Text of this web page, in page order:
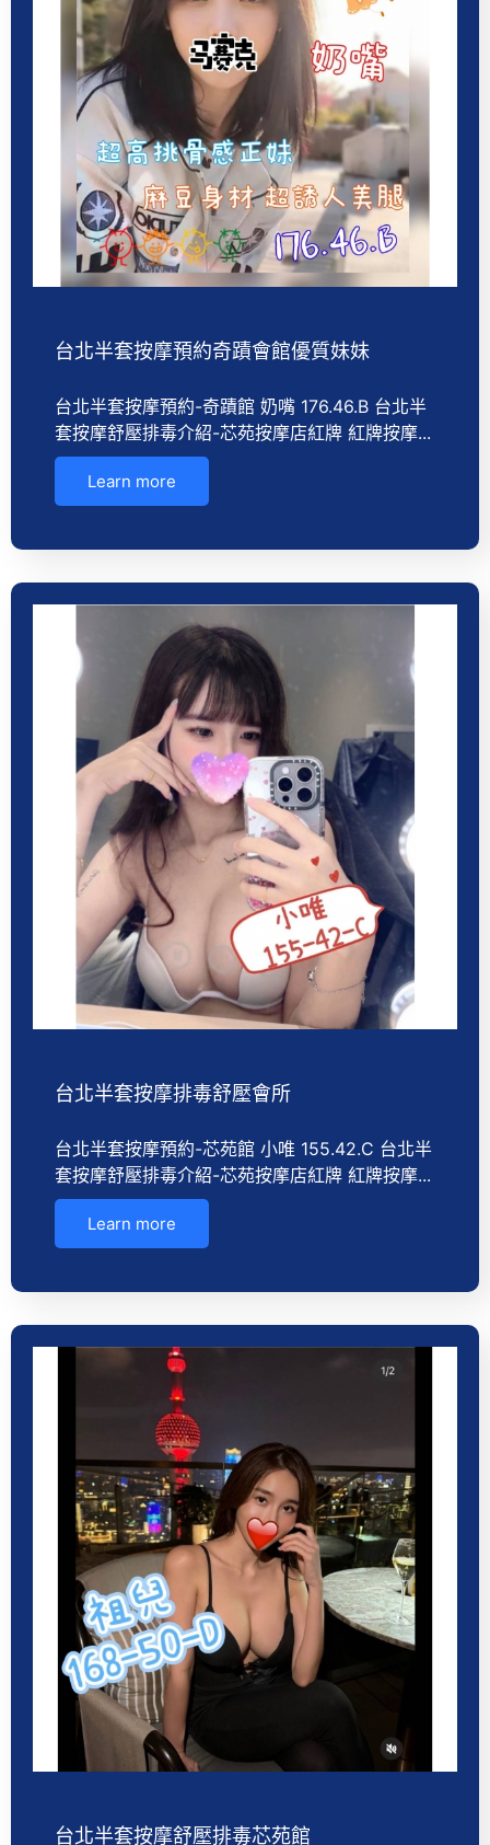
台北半套按摩預約奇蹟會館優質妹妹
台北半套按摩預約-奇蹟館 奶嘴 176.46.B 台北半
套按摩舒壓排毒介紹-芯苑按摩店紅牌 紅牌按摩...
Learn more
台北半套按摩排毒舒壓會所
台北半套按摩預約-芯苑館 小唯 155.42.C 台北半
套按摩舒壓排毒介紹-芯苑按摩店紅牌 紅牌按摩...
Learn more
台北半套按摩舒壓排毒芯苑館